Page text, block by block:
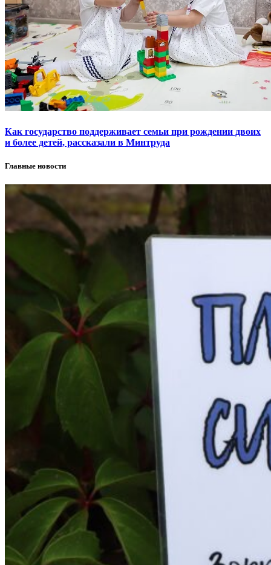
Как государство поддерживает семьи при рождении двоих
и более детей, рассказали в Минтруда
Главные новости